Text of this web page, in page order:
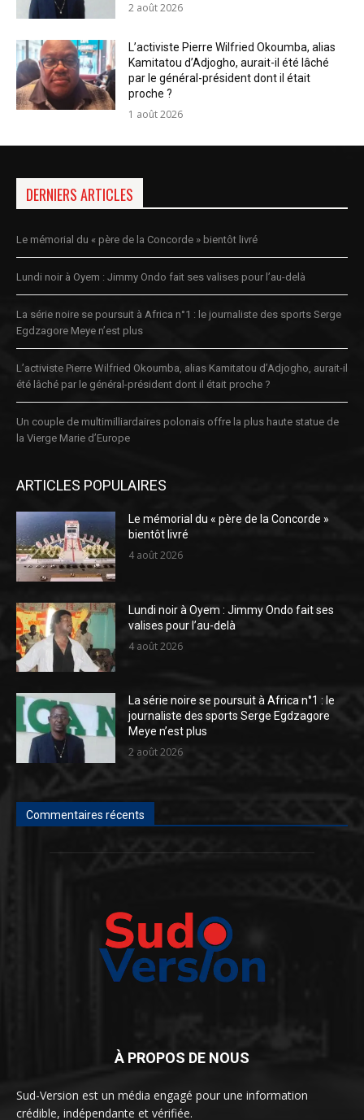
2 août 2026
L’activiste Pierre Wilfried Okoumba, alias
Kamitatou d’Adjogho, aurait-il été lâché
par le général-président dont il était
proche ?
1 août 2026
DERNIERS ARTICLES
Le mémorial du « père de la Concorde » bientôt livré
Lundi noir à Oyem : Jimmy Ondo fait ses valises pour l’au-delà
La série noire se poursuit à Africa n°1 : le journaliste des sports Serge
Egdzagore Meye n’est plus
L’activiste Pierre Wilfried Okoumba, alias Kamitatou d’Adjogho, aurait-il
été lâché par le général-président dont il était proche ?
Un couple de multimilliardaires polonais offre la plus haute statue de
la Vierge Marie d’Europe
ARTICLES POPULAIRES
Le mémorial du « père de la Concorde »
bientôt livré
4 août 2026
Lundi noir à Oyem : Jimmy Ondo fait ses
valises pour l’au-delà
4 août 2026
La série noire se poursuit à Africa n°1 : le
journaliste des sports Serge Egdzagore
Meye n’est plus
2 août 2026
Commentaires récents
À PROPOS DE NOUS
Sud-Version est un média engagé pour une information
crédible, indépendante et vérifiée.